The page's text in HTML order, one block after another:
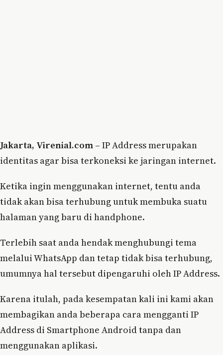
Jakarta, Virenial.com – IP Address merupakan
identitas agar bisa terkoneksi ke jaringan internet.
Ketika ingin menggunakan internet, tentu anda
tidak akan bisa terhubung untuk membuka suatu
halaman yang baru di handphone.
Terlebih saat anda hendak menghubungi tema
melalui WhatsApp dan tetap tidak bisa terhubung,
umumnya hal tersebut dipengaruhi oleh IP Address.
Karena itulah, pada kesempatan kali ini kami akan
membagikan anda beberapa cara mengganti IP
Address di Smartphone Android tanpa dan
menggunakan aplikasi.